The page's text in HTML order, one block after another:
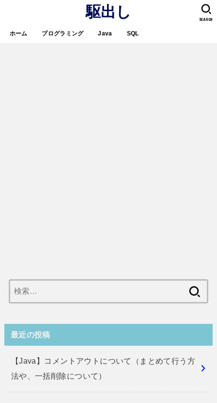
駆出し
ホーム プログラミング Java SQL
SEARCH
索:
最近の投稿
【Java】コメントアウトについて（まとめて行う方
法や、一括削除について）